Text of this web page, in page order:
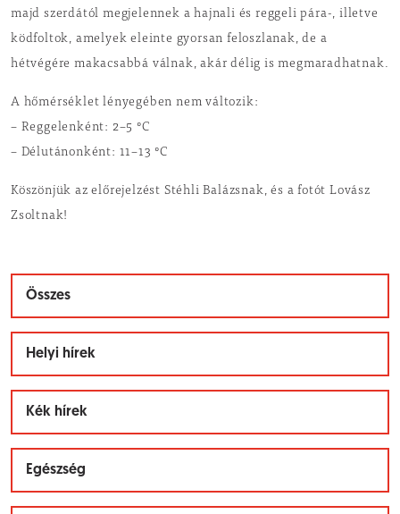
majd szerdától megjelennek a hajnali és reggeli pára-, illetve
ködfoltok, amelyek eleinte gyorsan feloszlanak, de a
hétvégére makacsabbá válnak, akár délig is megmaradhatnak.
A hőmérséklet lényegében nem változik:
– Reggelenként: 2–5 °C
– Délutánonként: 11–13 °C
Köszönjük az előrejelzést Stéhli Balázsnak, és a fotót Lovász
Zsoltnak!
Összes
Helyi hírek
Kék hírek
Egészség